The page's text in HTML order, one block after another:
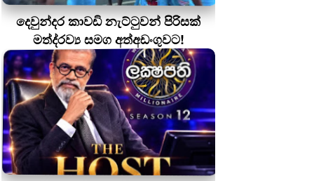
දෙවුන්දර කාවඩි නැට්ටුවන් පිරිසක්
මත්ද‍්‍රව්‍ය සමග අත්අඩංගුවට!